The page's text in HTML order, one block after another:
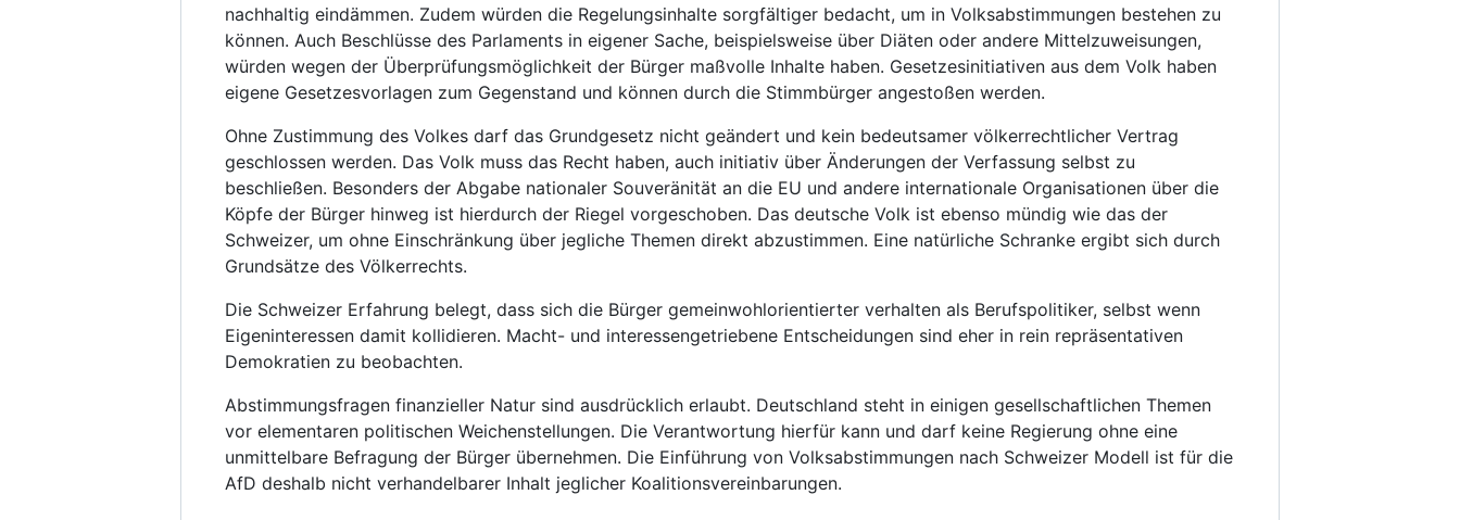
nachhaltig eindämmen. Zudem würden die Regelungsinhalte sorgfältiger bedacht, um in Volksabstimmungen bestehen zu
können. Auch Beschlüsse des Parlaments in eigener Sache, beispielsweise über Diäten oder andere Mittelzuweisungen,
würden wegen der Überprüfungsmöglichkeit der Bürger maßvolle Inhalte haben. Gesetzesinitiativen aus dem Volk haben
eigene Gesetzesvorlagen zum Gegenstand und können durch die Stimmbürger angestoßen werden.
Ohne Zustimmung des Volkes darf das Grundgesetz nicht geändert und kein bedeutsamer völkerrechtlicher Vertrag
geschlossen werden. Das Volk muss das Recht haben, auch initiativ über Änderungen der Verfassung selbst zu
beschließen. Besonders der Abgabe nationaler Souveränität an die EU und andere internationale Organisationen über die
Köpfe der Bürger hinweg ist hierdurch der Riegel vorgeschoben. Das deutsche Volk ist ebenso mündig wie das der
Schweizer, um ohne Einschränkung über jegliche Themen direkt abzustimmen. Eine natürliche Schranke ergibt sich durch
Grundsätze des Völkerrechts.
Die Schweizer Erfahrung belegt, dass sich die Bürger gemeinwohlorientierter verhalten als Berufspolitiker, selbst wenn
Eigeninteressen damit kollidieren. Macht- und interessengetriebene Entscheidungen sind eher in rein repräsentativen
Demokratien zu beobachten.
Abstimmungsfragen finanzieller Natur sind ausdrücklich erlaubt. Deutschland steht in einigen gesellschaftlichen Themen
vor elementaren politischen Weichenstellungen. Die Verantwortung hierfür kann und darf keine Regierung ohne eine
unmittelbare Befragung der Bürger übernehmen. Die Einführung von Volksabstimmungen nach Schweizer Modell ist für die
AfD deshalb nicht verhandelbarer Inhalt jeglicher Koalitionsvereinbarungen.